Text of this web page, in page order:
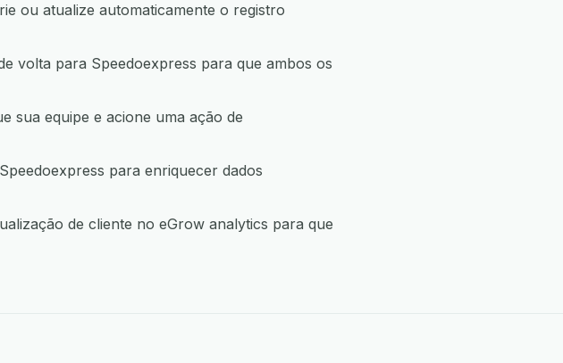
ou atualize automaticamente o registro
volta para Speedoexpress para que ambos os
sua equipe e acione uma ação de
para enriquecer dados
de cliente no eGrow analytics para que